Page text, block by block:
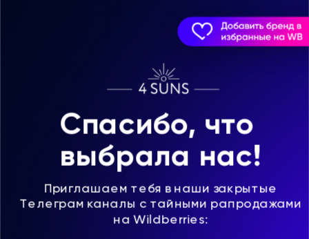
Спасибо, что
выбрала нас!
Приглашаем тебя в наши закрытые
Телеграм каналы с тайными рапродажами
на Wildberries: